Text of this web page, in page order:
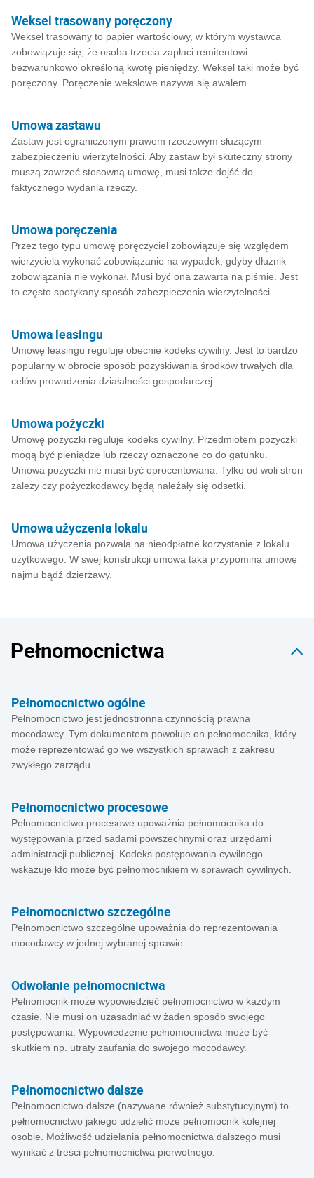
Weksel trasowany poręczony
Weksel trasowany to papier wartościowy, w którym wystawca
zobowiązuje się, że osoba trzecia zapłaci remitentowi
bezwarunkowo określoną kwotę pieniędzy. Weksel taki może być
poręczony. Poręczenie wekslowe nazywa się awalem.
Umowa zastawu
Zastaw jest ograniczonym prawem rzeczowym służącym
zabezpieczeniu wierzytelności. Aby zastaw był skuteczny strony
muszą zawrzeć stosowną umowę, musi także dojść do
faktycznego wydania rzeczy.
Umowa poręczenia
Przez tego typu umowę poręczyciel zobowiązuje się względem
wierzyciela wykonać zobowiązanie na wypadek, gdyby dłużnik
zobowiązania nie wykonał. Musi być ona zawarta na piśmie. Jest
to często spotykany sposób zabezpieczenia wierzytelności.
Umowa leasingu
Umowę leasingu reguluje obecnie kodeks cywilny. Jest to bardzo
popularny w obrocie sposób pozyskiwania środków trwałych dla
celów prowadzenia działalności gospodarczej.
Umowa pożyczki
Umowę pożyczki reguluje kodeks cywilny. Przedmiotem pożyczki
mogą być pieniądze lub rzeczy oznaczone co do gatunku.
Umowa pożyczki nie musi być oprocentowana. Tylko od woli stron
zależy czy pożyczkodawcy będą należały się odsetki.
Umowa użyczenia lokalu
Umowa użyczenia pozwala na nieodpłatne korzystanie z lokalu
użytkowego. W swej konstrukcji umowa taka przypomina umowę
najmu bądź dzierżawy.
Pełnomocnictwa
Pełnomocnictwo ogólne
Pełnomocnictwo jest jednostronna czynnością prawna
mocodawcy. Tym dokumentem powołuje on pełnomocnika, który
może reprezentować go we wszystkich sprawach z zakresu
zwykłego zarządu.
Pełnomocnictwo procesowe
Pełnomocnictwo procesowe upoważnia pełnomocnika do
występowania przed sadami powszechnymi oraz urzędami
administracji publicznej. Kodeks postępowania cywilnego
wskazuje kto może być pełnomocnikiem w sprawach cywilnych.
Pełnomocnictwo szczególne
Pełnomocnictwo szczególne upoważnia do reprezentowania
mocodawcy w jednej wybranej sprawie.
Odwołanie pełnomocnictwa
Pełnomocnik może wypowiedzieć pełnomocnictwo w każdym
czasie. Nie musi on uzasadniać w żaden sposób swojego
postępowania. Wypowiedzenie pełnomocnictwa może być
skutkiem np. utraty zaufania do swojego mocodawcy.
Pełnomocnictwo dalsze
Pełnomocnictwo dalsze (nazywane również substytucyjnym) to
pełnomocnictwo jakiego udzielić może pełnomocnik kolejnej
osobie. Możliwość udzielania pełnomocnictwa dalszego musi
wynikać z treści pełnomocnictwa pierwotnego.